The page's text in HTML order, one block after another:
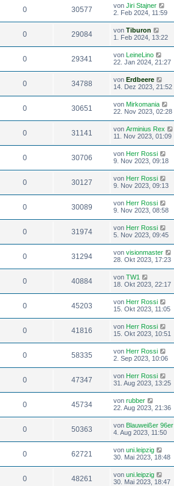
0 30577 von Jiri Stajner
2. Feb 2024, 11:59
0 29084 von Tiburon
1. Feb 2024, 13:22
0 29341 von LeineLino
22. Jan 2024, 21:27
0 34788 von Erdbeere
14. Dez 2023, 21:52
0 30651 von Mirkomania
22. Nov 2023, 02:28
0 31141 von Arminius Rex
11. Nov 2023, 01:09
0 30706 von Herr Rossi
9. Nov 2023, 09:18
0 30127 von Herr Rossi
9. Nov 2023, 09:13
0 30089 von Herr Rossi
9. Nov 2023, 08:58
0 31974 von Herr Rossi
5. Nov 2023, 09:45
0 31294 von visionmaster
28. Okt 2023, 17:23
0 40884 von TW1
18. Okt 2023, 22:17
0 45203 von Herr Rossi
15. Okt 2023, 11:05
0 41816 von Herr Rossi
15. Okt 2023, 10:51
0 58335 von Herr Rossi
2. Sep 2023, 10:06
0 47347 von Herr Rossi
31. Aug 2023, 13:25
0 45734 von rubber
22. Aug 2023, 21:36
0 50363 von Blauweißer 96er
4. Aug 2023, 11:50
0 62721 von uni.leipzig
30. Mai 2023, 18:48
0 48261 von uni.leipzig
30. Mai 2023, 18:47